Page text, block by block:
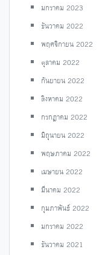
มกราคม 2023
ธันวาคม 2022
พฤศจิกายน 2022
ตุลาคม 2022
กันยายน 2022
สิงหาคม 2022
กรกฎาคม 2022
มิถุนายน 2022
พฤษภาคม 2022
เมษายน 2022
มีนาคม 2022
กุมภาพันธ์ 2022
มกราคม 2022
ธันวาคม 2021